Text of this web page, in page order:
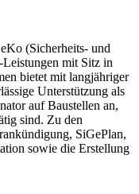
(Sicherheits- und
mit Sitz in
bietet mit langjähriger
Unterstützung als
auf Baustellen an,
sind. Zu den
SiGePlan,
sowie die Erstellung